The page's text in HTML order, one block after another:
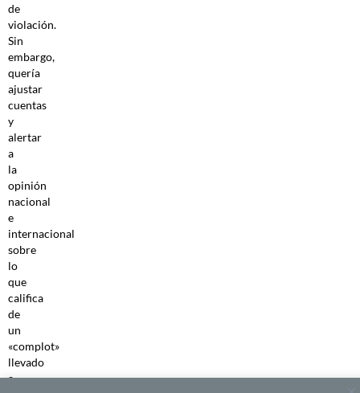
de
violación.
Sin
embargo,
quería
ajustar
cuentas
y
alertar
a
la
opinión
nacional
e
internacional
sobre
lo
que
califica
de
un
«complot»
llevado
a